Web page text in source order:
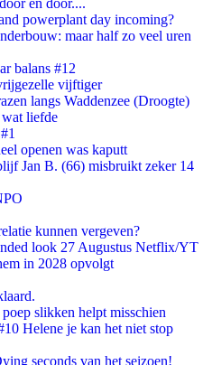
en door....
powerplant day incoming?
maar half zo veel uren
balans #12
vijftiger
langs Waddenzee (Droogte)
liefde
openen was kaputt
Jan B. (66) misbruikt zeker 14
kunnen vergeven?
look 27 Augustus Netflix/YT
in 2028 opvolgt
slikken helpt misschien
Helene je kan het niet stop
seconds van het seizoen!